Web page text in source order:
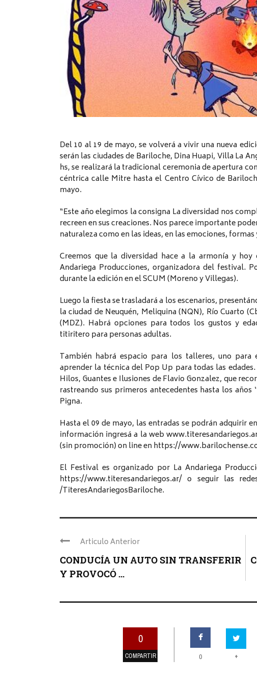
Del 10 al 19 de mayo, se volverá a vivir una nueva
serán las ciudades de Bariloche, Dina Huapi, Villa La
hs, se realizará la tradicional ceremonia de apertura
céntrica calle Mitre hasta el Centro Cívico de
mayo.
“Este año elegimos la consigna La diversidad nos
recreen en sus creaciones. Nos parece importante
naturaleza como en las ideas, en las emociones,
Creemos que la diversidad hace a la armonía y
Andariega Producciones, organizadora del festival.
durante la edición en el SCUM (Moreno y Villegas).
Luego la fiesta se trasladará a los escenarios,
la ciudad de Neuquén, Meliquina (NQN), Río Cuarto
(MDZ). Habrá opciones para todos los gustos y
titiritero para personas adultas.
También habrá espacio para los talleres, uno
aprender la técnica del Pop Up para todas las
Hilos, Guantes e Ilusiones de Flavio Gonzalez, que
rastreando sus primeros antecedentes hasta los
Pigna.
Hasta el 09 de mayo, las entradas se podrán adquirir
información ingresá a la web
(sin promoción) on line en https://
El Festival es organizado por La Andariega
https://www.titeresandariegos.ar/ o seguir las
/TiteresAndariegosBariloche.
Articulo Anterior
CONDUCÍA UN AUTO SIN TRANSFERIR
Y PROVOCÓ ...
0
COMPARTIR 0 +